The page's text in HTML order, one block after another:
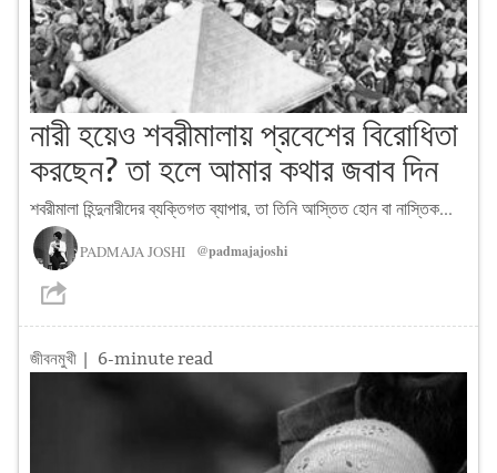
নারী হয়েও শবরীমালায় প্রবেশের বিরোধিতা
করছেন? তা হলে আমার কথার জবাব দিন
শবরীমালা হিন্দুনারীদের ব্যক্তিগত ব্যাপার, তা তিনি আস্তিত হোন বা নাস্তিক...
PADMAJA JOSHI @padmajajoshi
জীবনমুখী | 6-minute read